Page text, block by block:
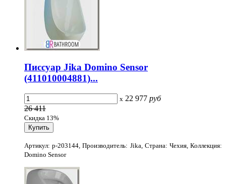
Писсуар Jika Domino Sensor
(411010004881)...
x 22 977 руб
26 411
Скидка 13%
Артикул: p-203144, Производитель: Jika, Страна: Чехия, Коллекция:
Domino Sensor